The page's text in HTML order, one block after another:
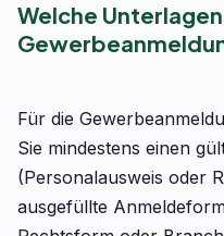
Welche
Für die
Sie mindestens einen
(Personalausweis oder
ausgefüllte